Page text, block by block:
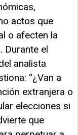
actos que
o afecten la
Durante el
analista
“¿Van a
extranjera o
elecciones si
que